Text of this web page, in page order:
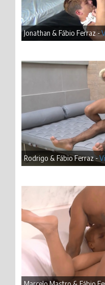
Jonathan & Fábio Ferraz -
Rodrigo & Fábio Ferraz -